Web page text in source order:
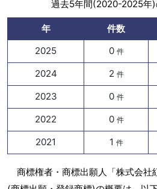
過去5年間(2020-2025年)
年 件数
2025
0 件
2024 2 件
2023 0 件
2022 0 件
2021 1 件
商標権者・商標出願人「株式会社